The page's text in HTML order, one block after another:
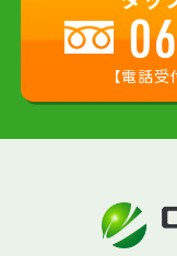
【電話